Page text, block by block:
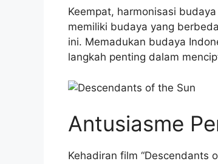
Keempat, harmonisasi
memiliki budaya yang
ini. Memadukan budaya
langkah penting dalam
Antusiasme
Kehadiran film “Descendants